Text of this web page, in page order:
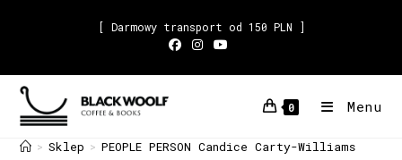
[ Darmowy transport od 150 PLN ]
0 Menu
> Sklep > PEOPLE PERSON Candice Carty-Williams